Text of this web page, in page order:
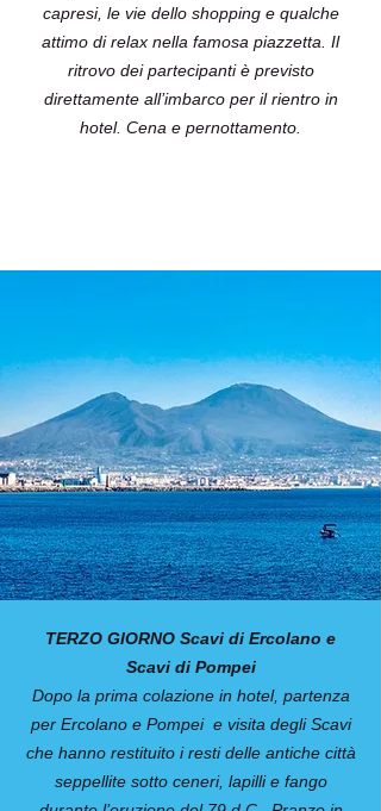
capresi, le vie dello shopping e qualche
attimo di relax nella famosa piazzetta. Il
ritrovo dei partecipanti è previsto
direttamente all’imbarco per il rientro in
hotel. Cena e pernottamento.
TERZO GIORNO Scavi di Ercolano e
Scavi di Pompei
Dopo la prima colazione in hotel, partenza
per Ercolano e Pompei e visita degli Scavi
che hanno restituito i resti delle antiche città
seppellite sotto ceneri, lapilli e fango